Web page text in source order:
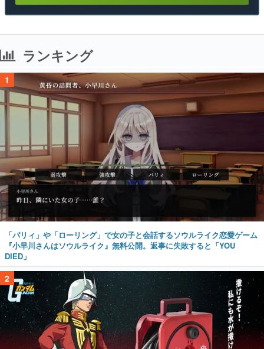
ランキング
1
「パリィ」や「ローリング」で女の子と会話するソウルライク恋愛ゲーム
『小早川さんはソウルライク』無料公開。返事に失敗すると「YOU
DIED」
2